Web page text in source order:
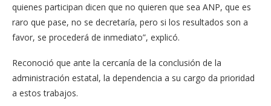
quienes participan dicen que no quieren que sea ANP, que es
raro que pase, no se decretaría, pero si los resultados son a
favor, se procederá de inmediato”, explicó.
Reconoció que ante la cercanía de la conclusión de la
administración estatal, la dependencia a su cargo da prioridad
a estos trabajos.